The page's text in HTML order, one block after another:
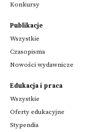
Konkursy
Publikacje
Wszystkie
Czasopisma
Nowości wydawnicze
Edukacja i praca
Wszystkie
Oferty edukacyjne
Stypendia